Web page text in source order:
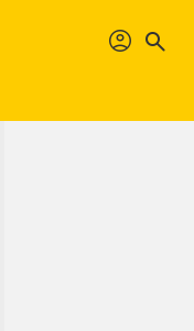
profil search